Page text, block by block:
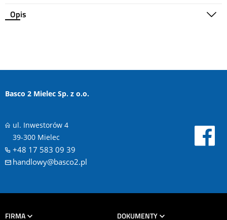
Opis
Basco 2 Mielec Sp. z o.o.
ul. Inwestorów 4
39-300 Mielec
+48 17 583 09 39
handlowy@basco2.pl
FIRMA DOKUMENTY